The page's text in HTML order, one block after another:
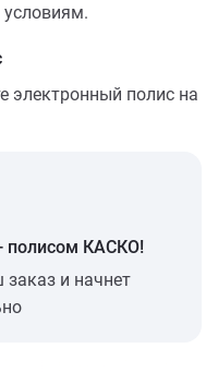
электронный полис на
полисом КАСКО!
и начнет